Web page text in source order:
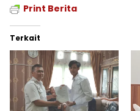
Print Berita
Terkait